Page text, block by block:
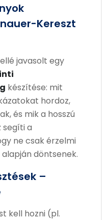
Kereszt
javasolt egy
készítése: mit
hordoz,
és mik a hosszú
segíti a
ne csak érzelmi
döntsenek.
–
kell hozni (pl.